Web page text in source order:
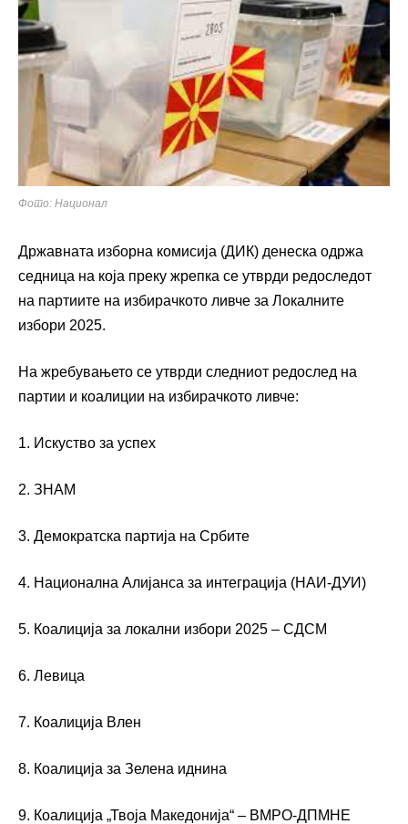
Фото: Национал
Државната изборна комисија (ДИК) денеска одржа
седница на која преку жрепка се утврди редоследот
на партиите на избирачкото ливче за Локалните
избори 2025.
На жребувањето се утврди слeдниот редослед на
партии и коалиции на избирачкото ливче:
1. Искуство за успех
2. ЗНАМ
3. Демократска партија на Србите
4. Национална Алијанса за интеграција (НАИ-ДУИ)
5. Коалиција за локални избори 2025 – СДСМ
6. Левица
7. Коалиција Влен
8. Коалиција за Зелена иднина
9. Коалиција „Твоја Македонија“ – ВМРО-ДПМНЕ